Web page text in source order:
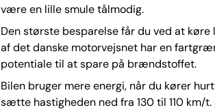
være en lille smule tålmodig.
Den største besparelse får du ved at
af det danske motorvejsnet har en
potentiale til at spare på brændstoffet.
Bilen bruger mere energi, når du kører
sætte hastigheden ned fra 130 til 110 km/